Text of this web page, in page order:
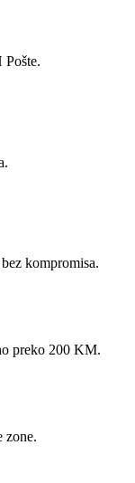
kompromisa.
preko 200 KM.
zone.